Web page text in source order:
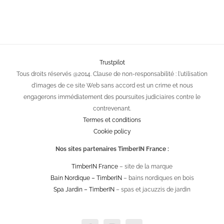
Trustpilot
Tous droits réservés @2014. Clause de non-responsabilité : l'utilisation
d'images de ce site Web sans accord est un crime et nous
engagerons immédiatement des poursuites judiciaires contre le
contrevenant.
Termes et conditions
Cookie policy
Nos sites partenaires TimberIN France :
TimberIN France – site de la marque
Bain Nordique – TimberIN – bains nordiques en bois
Spa Jardin – TimberIN – spas et jacuzzis de jardin